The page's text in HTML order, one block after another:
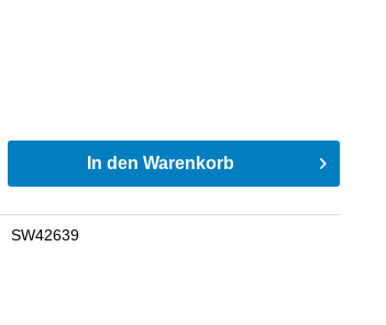
In den Warenkorb
SW42639